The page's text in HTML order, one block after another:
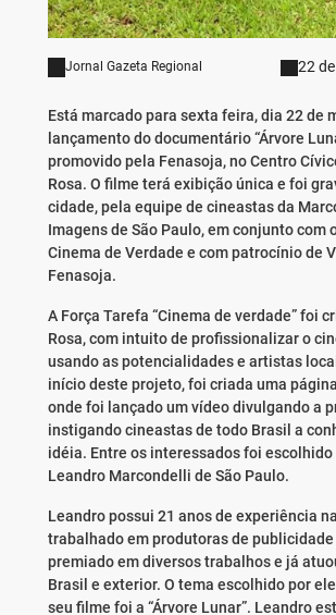
Jornal Gazeta Regional 22
Está marcado para sexta feira, dia 22 de
lançamento do documentário “Árvore
promovido pela Fenasoja, no Centro
Rosa. O filme terá exibição única e foi
cidade, pela equipe de cineastas da
Imagens de São Paulo, em conjunto com
Cinema de Verdade e com patrocínio de
Fenasoja.
A Força Tarefa “Cinema de verdade” foi
Rosa, com intuito de profissionalizar o
usando as potencialidades e artistas
início deste projeto, foi criada uma
onde foi lançado um vídeo divulgando a
instigando cineastas de todo Brasil a
idéia. Entre os interessados foi escolhido
Leandro Marcondelli de São Paulo.
Leandro possui 21 anos de experiência
trabalhado em produtoras de publicidade
premiado em diversos trabalhos e já
Brasil e exterior. O tema escolhido por
seu filme foi a “Árvore Lunar”. Leandro